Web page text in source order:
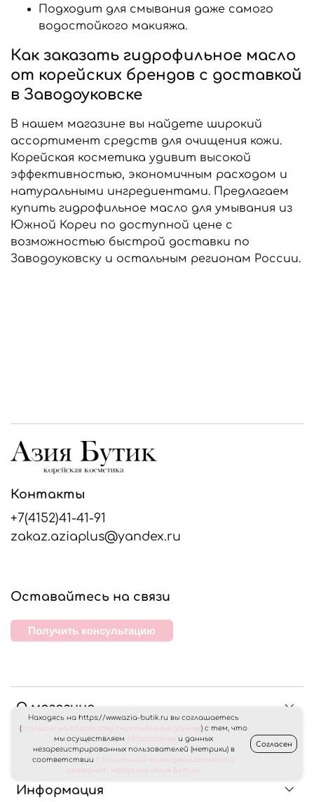
Подходит для смывания даже самого
водостойкого макияжа.
Как заказать гидрофильное масло
от корейских брендов с доставкой
в Заводоуковске
В нашем магазине вы найдете широкий
ассортимент средств для очищения кожи.
Корейская косметика удивит высокой
эффективностью, экономичным расходом и
натуральными ингредиентами. Предлагаем
купить гидрофильное масло для умывания из
Южной Кореи по доступной цене с
возможностью быстрой доставки по
Заводоуковску и остальным регионам России.
О магазине
Клиентам
Информация
Контакты
+7(4152)41-41-91
zakaz.aziaplus@yandex.ru
Оставайтесь на связи
Получить консультацию
Находясь на https://www.azia-butik.ru вы соглашаетесь
(согласие на обработку персональных данных) с тем, что
мы осуществляем сбор cookies и данных
незарегистрированных пользователей (метрики) в
соответствии с политикой конфиденциальности
интернет магазина «Азия Бутик»
Согласен